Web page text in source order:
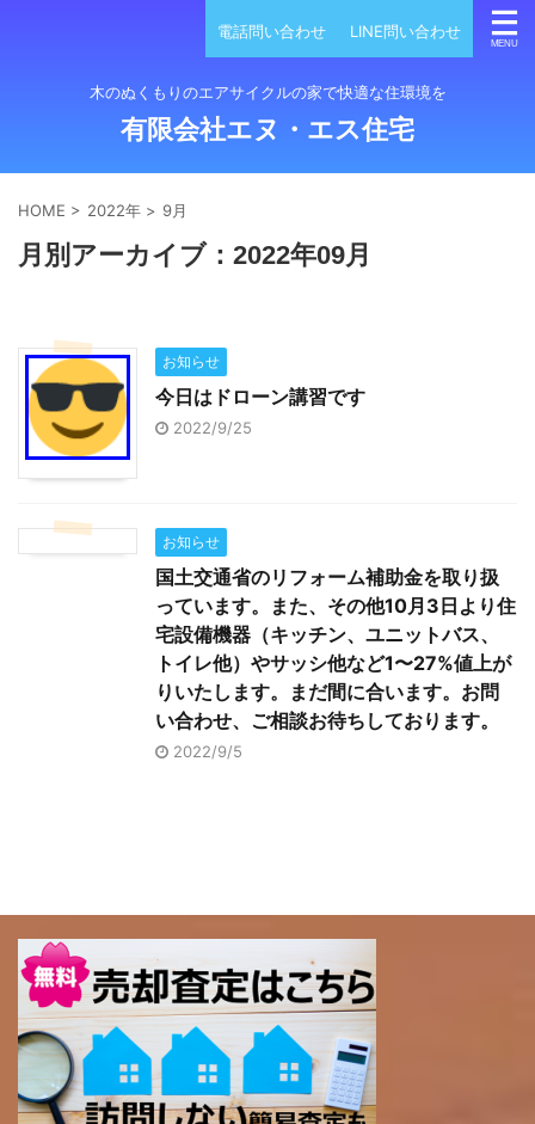
電話問い合わせ LINE問い合わせ
木のぬくもりのエアサイクルの家で快適な住環境を
有限会社エヌ・エス住宅
HOME > 2022年 > 9月
月別アーカイブ：2022年09月
お知らせ
今日はドローン講習です
2022/9/25
お知らせ
国土交通省のリフォーム補助金を取り扱
っています。また、その他10月3日より住
宅設備機器（キッチン、ユニットバス、
トイレ他）やサッシ他など1〜27%値上が
りいたします。まだ間に合います。お問
い合わせ、ご相談お待ちしております。
2022/9/5